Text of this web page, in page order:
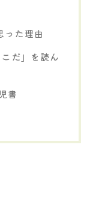
った理由
だ」を読ん
書